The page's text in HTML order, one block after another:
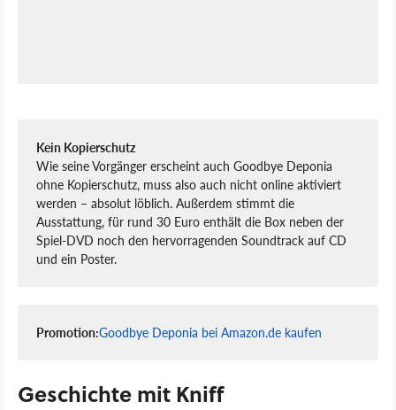
Kein Kopierschutz
Wie seine Vorgänger erscheint auch Goodbye Deponia
ohne Kopierschutz, muss also auch nicht online aktiviert
werden – absolut löblich. Außerdem stimmt die
Ausstattung, für rund 30 Euro enthält die Box neben der
Spiel-DVD noch den hervorragenden Soundtrack auf CD
und ein Poster.
Promotion:Goodbye Deponia bei Amazon.de kaufen
Geschichte mit Kniff